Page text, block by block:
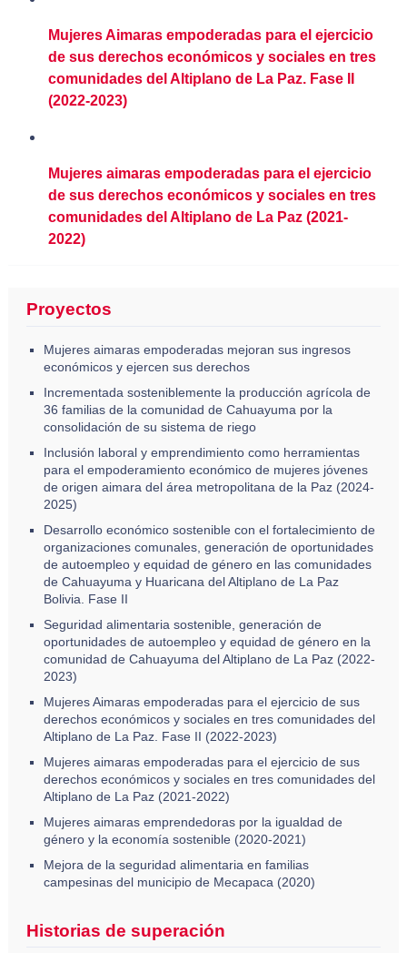
Mujeres Aimaras empoderadas para el ejercicio
de sus derechos económicos y sociales en tres
comunidades del Altiplano de La Paz. Fase II
(2022-2023)
Mujeres aimaras empoderadas para el ejercicio
de sus derechos económicos y sociales en tres
comunidades del Altiplano de La Paz (2021-
2022)
Proyectos
Mujeres aimaras empoderadas mejoran sus ingresos
económicos y ejercen sus derechos
Incrementada sosteniblemente la producción agrícola de
36 familias de la comunidad de Cahuayuma por la
consolidación de su sistema de riego
Inclusión laboral y emprendimiento como herramientas
para el empoderamiento económico de mujeres jóvenes
de origen aimara del área metropolitana de la Paz (2024-
2025)
Desarrollo económico sostenible con el fortalecimiento de
organizaciones comunales, generación de oportunidades
de autoempleo y equidad de género en las comunidades
de Cahuayuma y Huaricana del Altiplano de La Paz
Bolivia. Fase II
Seguridad alimentaria sostenible, generación de
oportunidades de autoempleo y equidad de género en la
comunidad de Cahuayuma del Altiplano de La Paz (2022-
2023)
Mujeres Aimaras empoderadas para el ejercicio de sus
derechos económicos y sociales en tres comunidades del
Altiplano de La Paz. Fase II (2022-2023)
Mujeres aimaras empoderadas para el ejercicio de sus
derechos económicos y sociales en tres comunidades del
Altiplano de La Paz (2021-2022)
Mujeres aimaras emprendedoras por la igualdad de
género y la economía sostenible (2020-2021)
Mejora de la seguridad alimentaria en familias
campesinas del municipio de Mecapaca (2020)
Historias de superación